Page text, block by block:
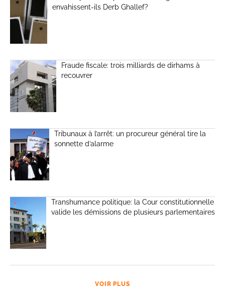
envahissent-ils Derb Ghallef?
Fraude fiscale: trois milliards de dirhams à
recouvrer
Tribunaux à l’arrêt: un procureur général tire la
sonnette d’alarme
Transhumance politique: la Cour constitutionnelle
valide les démissions de plusieurs parlementaires
VOIR PLUS